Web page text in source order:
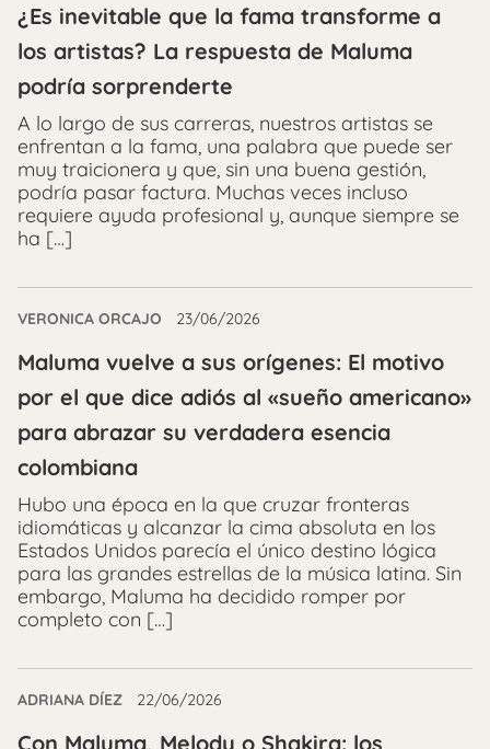
¿Es inevitable que la fama transforme a
los artistas? La respuesta de Maluma
podría sorprenderte
A lo largo de sus carreras, nuestros artistas se
enfrentan a la fama, una palabra que puede ser
muy traicionera y que, sin una buena gestión,
podría pasar factura. Muchas veces incluso
requiere ayuda profesional y, aunque siempre se
ha […]
VERONICA ORCAJO 23/06/2026
Maluma vuelve a sus orígenes: El motivo
por el que dice adiós al «sueño americano»
para abrazar su verdadera esencia
colombiana
Hubo una época en la que cruzar fronteras
idiomáticas y alcanzar la cima absoluta en los
Estados Unidos parecía el único destino lógica
para las grandes estrellas de la música latina. Sin
embargo, Maluma ha decidido romper por
completo con […]
ADRIANA DÍEZ 22/06/2026
Con Maluma, Melody o Shakira: los